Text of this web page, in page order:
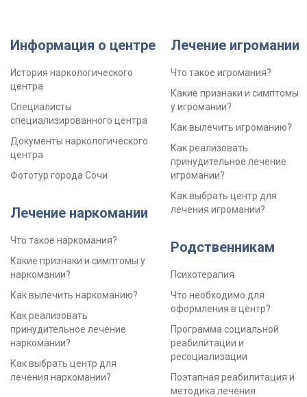
Информация о центре
История наркологического
центра
Специалисты
специализированного центра
Документы наркологического
центра
Фототур города Сочи
Лечение наркомании
Что такое наркомания?
Какие признаки и симптомы у
наркомании?
Как вылечить наркоманию?
Как реализовать
принудительное лечение
наркомании?
Как выбрать центр для
лечения наркомании?
Лечение игромании
Что такое игромания?
Какие признаки и симптомы
у игромании?
Как вылечить игроманию?
Как реализовать
принудительное лечение
игромании?
Как выбрать центр для
лечения игромании?
Родственникам
Психотерапия
Что необходимо для
оформления в центр?
Программа социальной
реабилитации и
ресоциализации
Поэтапная реабилитация и
методика лечения